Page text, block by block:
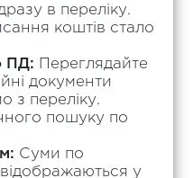
в переліку.
коштів стало
ПД:
Переглядайте
документи
з переліку.
пошуку по
Суми по
у